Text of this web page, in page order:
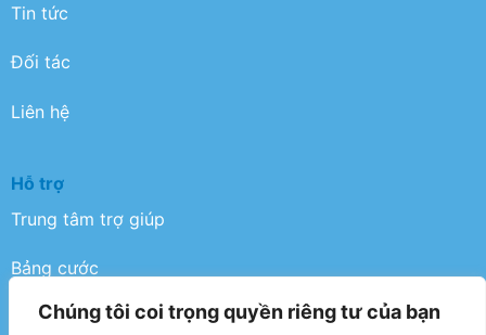
Chúng tôi coi trọng quyền riêng tư của bạn
Tin tức
Đối tác
Liên hệ
Hỗ trợ
Trung tâm trợ giúp
Bảng cước
Điều khoản